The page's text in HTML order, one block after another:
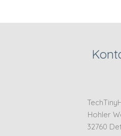
Hohler
32760